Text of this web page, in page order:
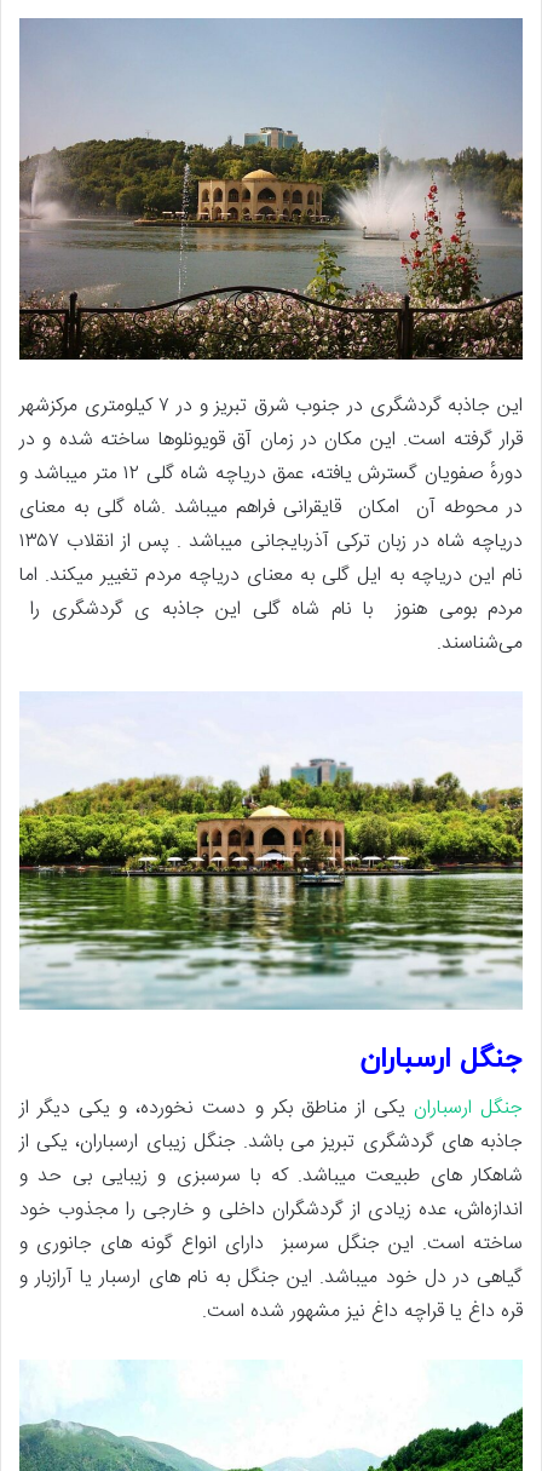
این جاذبه گردشگری در جنوب شرق تبریز و در ۷ کیلومتری مرکزشهر
قرار گرفته است. این مکان در زمان آق قویونلوها ساخته شده و در
دورهٔ صفویان گسترش یافته، عمق دریاچه شاه گلی ۱۲ متر میباشد و
در محوطه آن امکان قایقرانی فراهم میباشد .شاه گلی به معنای
دریاچه شاه در زبان ترکی آذربایجانی میباشد . پس از انقلاب ۱۳۵۷
نام این دریاچه به ایل گلی به معنای دریاچه مردم تغییر میکند. اما
مردم بومی هنوز با نام شاه گلی این جاذبه ی گردشگری را
می‌شناسند.
جنگل ارسباران
جنگل ارسباران یکی از مناطق بکر و دست نخورده، و یکی دیگر از
جاذبه های گردشگری تبریز می باشد. جنگل زیبای ارسباران، یکی از
شاهکار های طبیعت میباشد. که با سرسبزی و زیبایی بی حد و
اندازه‌اش، عده زیادی از گردشگران داخلی و خارجی را مجذوب خود
ساخته است. این جنگل سرسبز دارای انواع گونه های جانوری و
گیاهی در دل خود میباشد. این جنگل به نام های ارسبار یا آرازبار و
قره داغ یا قراچه داغ نیز مشهور شده است.